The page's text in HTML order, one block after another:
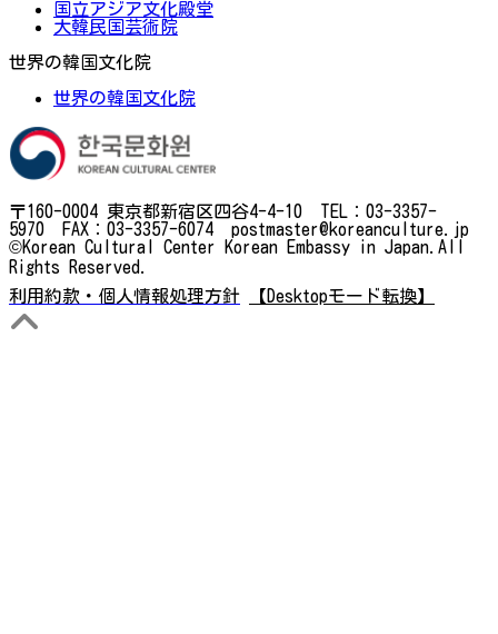
国立アジア文化殿堂
大韓民国芸術院
世界の韓国文化院
世界の韓国文化院
〒160-0004 東京都新宿区四谷4-4-10 TEL：03-3357-
5970 FAX：03-3357-6074 postmaster@koreanculture.jp
©Korean Cultural Center Korean Embassy in Japan.All
Rights Reserved.
利用約款・個人情報処理方針
【Desktopモード転換】